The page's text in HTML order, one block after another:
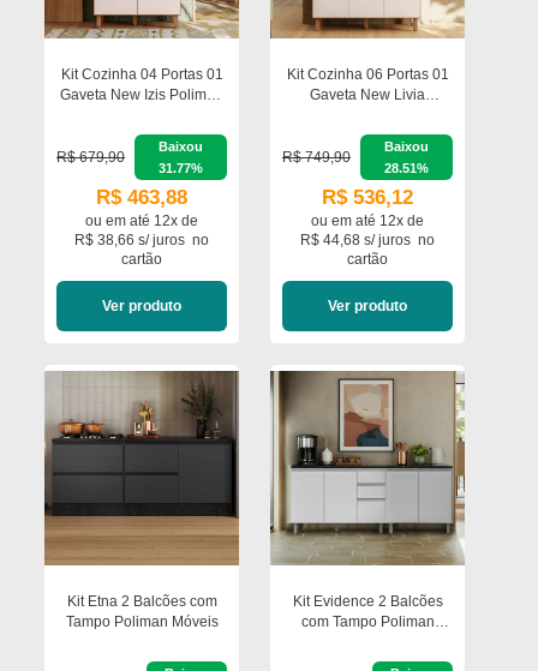
Kit Cozinha 04 Portas 01
Gaveta New Izis Poliman
R$ 679,90
Baixou
31.77%
R$ 463,88
ou em até 12x de
R$ 38,66 s/ juros no
cartão
Ver produto
Kit Cozinha 06 Portas 01
Gaveta New Livia
R$ 749,90
Baixou
28.51%
R$ 536,12
ou em até 12x de
R$ 44,68 s/ juros no
cartão
Ver produto
Kit Etna 2 Balcões com
Tampo Poliman Móveis
Kit Evidence 2 Balcões
com Tampo Poliman